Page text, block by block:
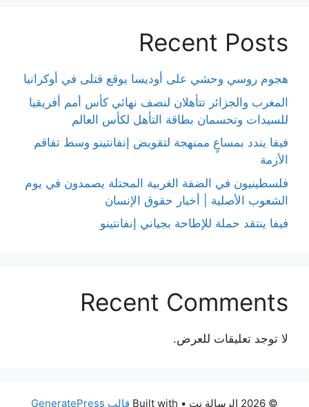
Recent Posts
هجوم روسي وحشي على أوديسا يوقع قتلى في أوكرانيا
المغرب والجزائر تتأهلان لنصف نهائي كأس أمم أفريقيا
للسيدات وتحسمان بطاقة التأهل لكأس العالم
فيفا يندد بمساعٍ ممنهجة لتقويض إنفانتينو وسط تفاقم
الأزمة
فلسطينيون في الضفة الغربية المحتلة يصمدون في يوم
الشعوب الأصلية | أخبار حقوق الإنسان
فيفا ينتقد حملة للإطاحة بجياني إنفانتينو
Recent Comments
لا توجد تعليقات للعرض.
© 2026 الرسالة نت • Built with قالب GeneratePress